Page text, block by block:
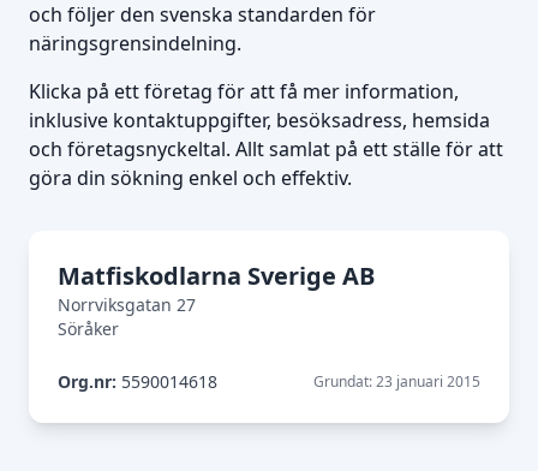
och följer den svenska standarden för
näringsgrensindelning.
Klicka på ett företag för att få mer information,
inklusive kontaktuppgifter, besöksadress, hemsida
och företagsnyckeltal. Allt samlat på ett ställe för att
göra din sökning enkel och effektiv.
Matfiskodlarna Sverige AB
Norrviksgatan 27
Söråker
Org.nr: 5590014618 Grundat: 23 januari 2015